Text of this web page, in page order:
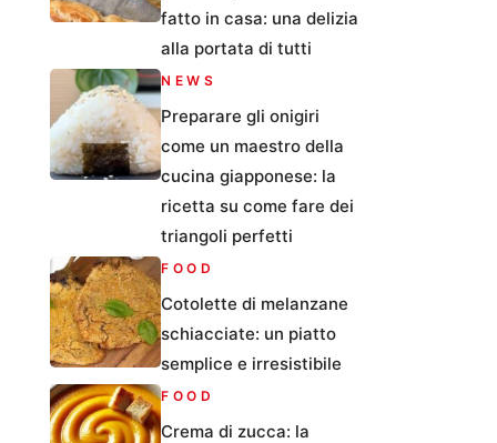
fatto in casa: una delizia
alla portata di tutti
NEWS
Preparare gli onigiri
come un maestro della
cucina giapponese: la
ricetta su come fare dei
triangoli perfetti
FOOD
Cotolette di melanzane
schiacciate: un piatto
semplice e irresistibile
FOOD
Crema di zucca: la